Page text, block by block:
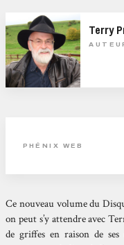
Terry
PHÉNIX WEB
Ce nouveau volume du
on peut s’y attendre avec
de griffes en raison de